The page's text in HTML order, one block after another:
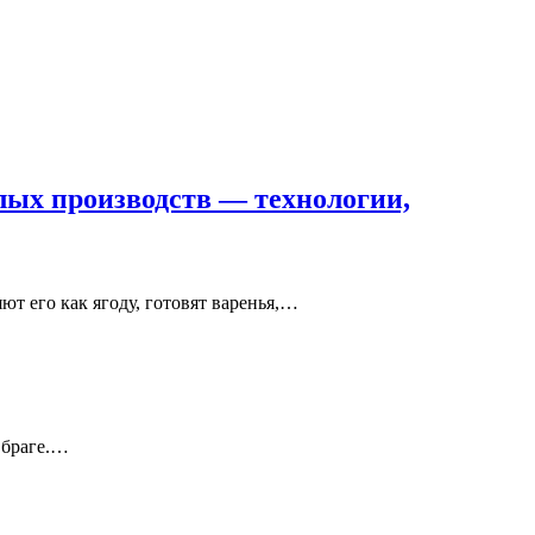
производств — технологии,
его как ягоду, готовят варенья,…
браге.…